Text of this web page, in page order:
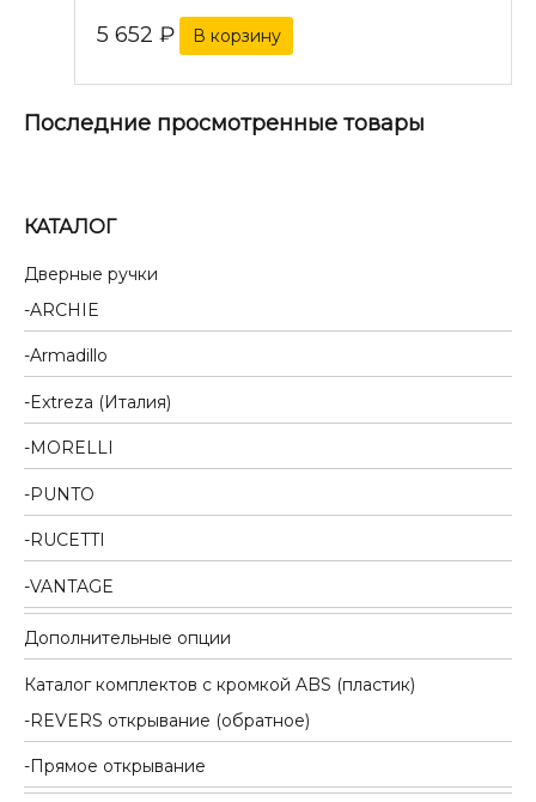
КАТАЛОГ
Дверные ручки
ARCHIE
Armadillo
Extreza (Италия)
MORELLI
PUNTO
RUCETTI
VANTAGE
Дополнительные опции
Каталог комплектов c кромкой ABS (пластик)
REVERS открывание (обратное)
Прямое открывание
5 652 ₽ В корзину
Последние просмотренные товары